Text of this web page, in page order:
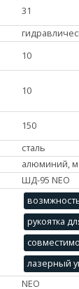
31
10
10
150
сталь
алюминий,
ШД-95 NEO
рукоятка
лазерный
NEO